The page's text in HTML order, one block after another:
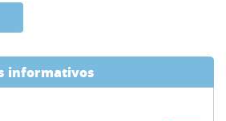
informativos